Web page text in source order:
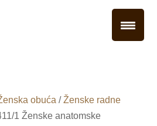
obuća /Ženske radne
1 Ženske anatomske